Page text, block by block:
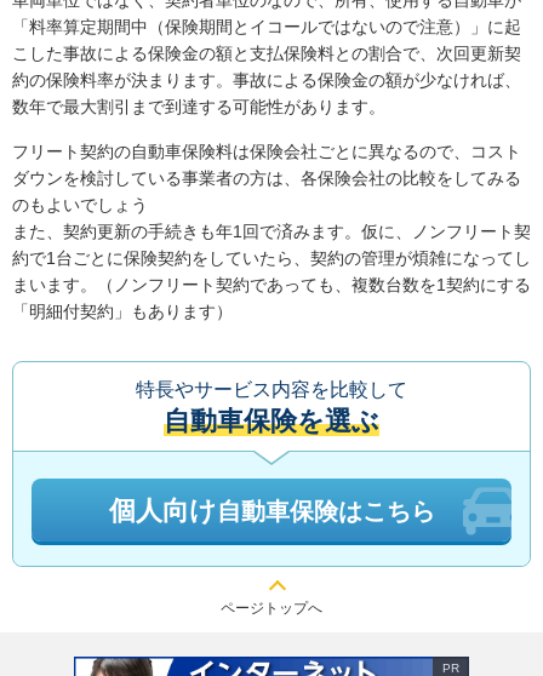
「料率算定期間中（保険期間とイコールではないので注意）」に起
こした事故による保険金の額と支払保険料との割合で、次回更新契
約の保険料率が決まります。事故による保険金の額が少なければ、
数年で最大割引まで到達する可能性があります。
フリート契約の自動車保険料は保険会社ごとに異なるので、コスト
ダウンを検討している事業者の方は、各保険会社の比較をしてみる
のもよいでしょう
また、契約更新の手続きも年1回で済みます。仮に、ノンフリート契
約で1台ごとに保険契約をしていたら、契約の管理が煩雑になってし
まいます。（ノンフリート契約であっても、複数台数を1契約にする
「明細付契約」もあります）
特長やサービス内容を比較して
自動車保険を選ぶ
個人向け自動車保険はこちら
ページトップへ
PR